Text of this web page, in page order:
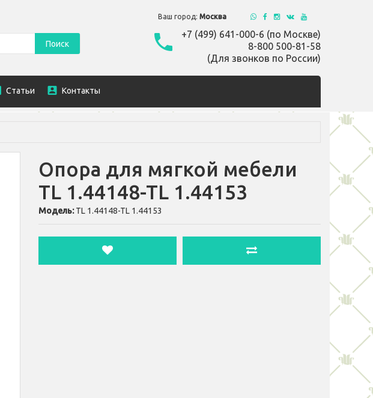
Ваш город: Москва
Поиск
+7 (499) 641-000-6 (по Москве)
8-800 500-81-58
(Для звонков по России)
Статьи Контакты
Опора для мягкой мебели
TL 1.44148-TL 1.44153
Модель: TL 1.44148-TL 1.44153